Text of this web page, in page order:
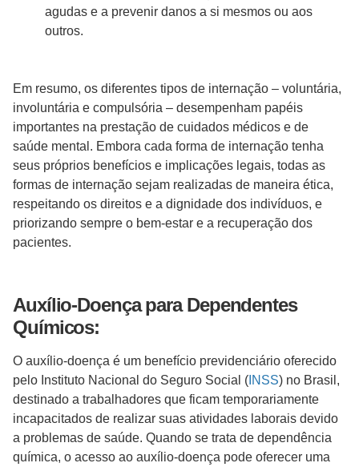
agudas e a prevenir danos a si mesmos ou aos
outros.
Em resumo, os diferentes tipos de internação – voluntária,
involuntária e compulsória – desempenham papéis
importantes na prestação de cuidados médicos e de
saúde mental. Embora cada forma de internação tenha
seus próprios benefícios e implicações legais, todas as
formas de internação sejam realizadas de maneira ética,
respeitando os direitos e a dignidade dos indivíduos, e
priorizando sempre o bem-estar e a recuperação dos
pacientes.
Auxílio-Doença para Dependentes
Químicos:
O auxílio-doença é um benefício previdenciário oferecido
pelo Instituto Nacional do Seguro Social ( INSS) no Brasil,
destinado a trabalhadores que ficam temporariamente
incapacitados de realizar suas atividades laborais devido
a problemas de saúde. Quando se trata de dependência
química, o acesso ao auxílio-doença pode oferecer uma